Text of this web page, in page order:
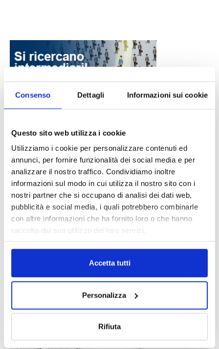
Consenso Dettagli Informazioni sui cookie
Questo sito web utilizza i cookie
Utilizziamo i cookie per personalizzare contenuti ed
annunci, per fornire funzionalità dei social media e per
analizzare il nostro traffico. Condividiamo inoltre
informazioni sul modo in cui utilizza il nostro sito con i
nostri partner che si occupano di analisi dei dati web,
pubblicità e social media, i quali potrebbero combinarle
con altre informazioni che ha fornito loro o che hanno
raccolto dal suo utilizzo dei loro servizi.
Accetta tutti
Personalizza
Rifiuta
partecipazione alla Convention degli
intermediari partner 2026
1 Luglio 2026
MAGNIFICA HUMANITAS (l’impatto
dell’IA sul futuro e oltre)
1 Luglio 2026
IL MENSILE ASSINEWS LUGLIO-
AGOSTO 2026